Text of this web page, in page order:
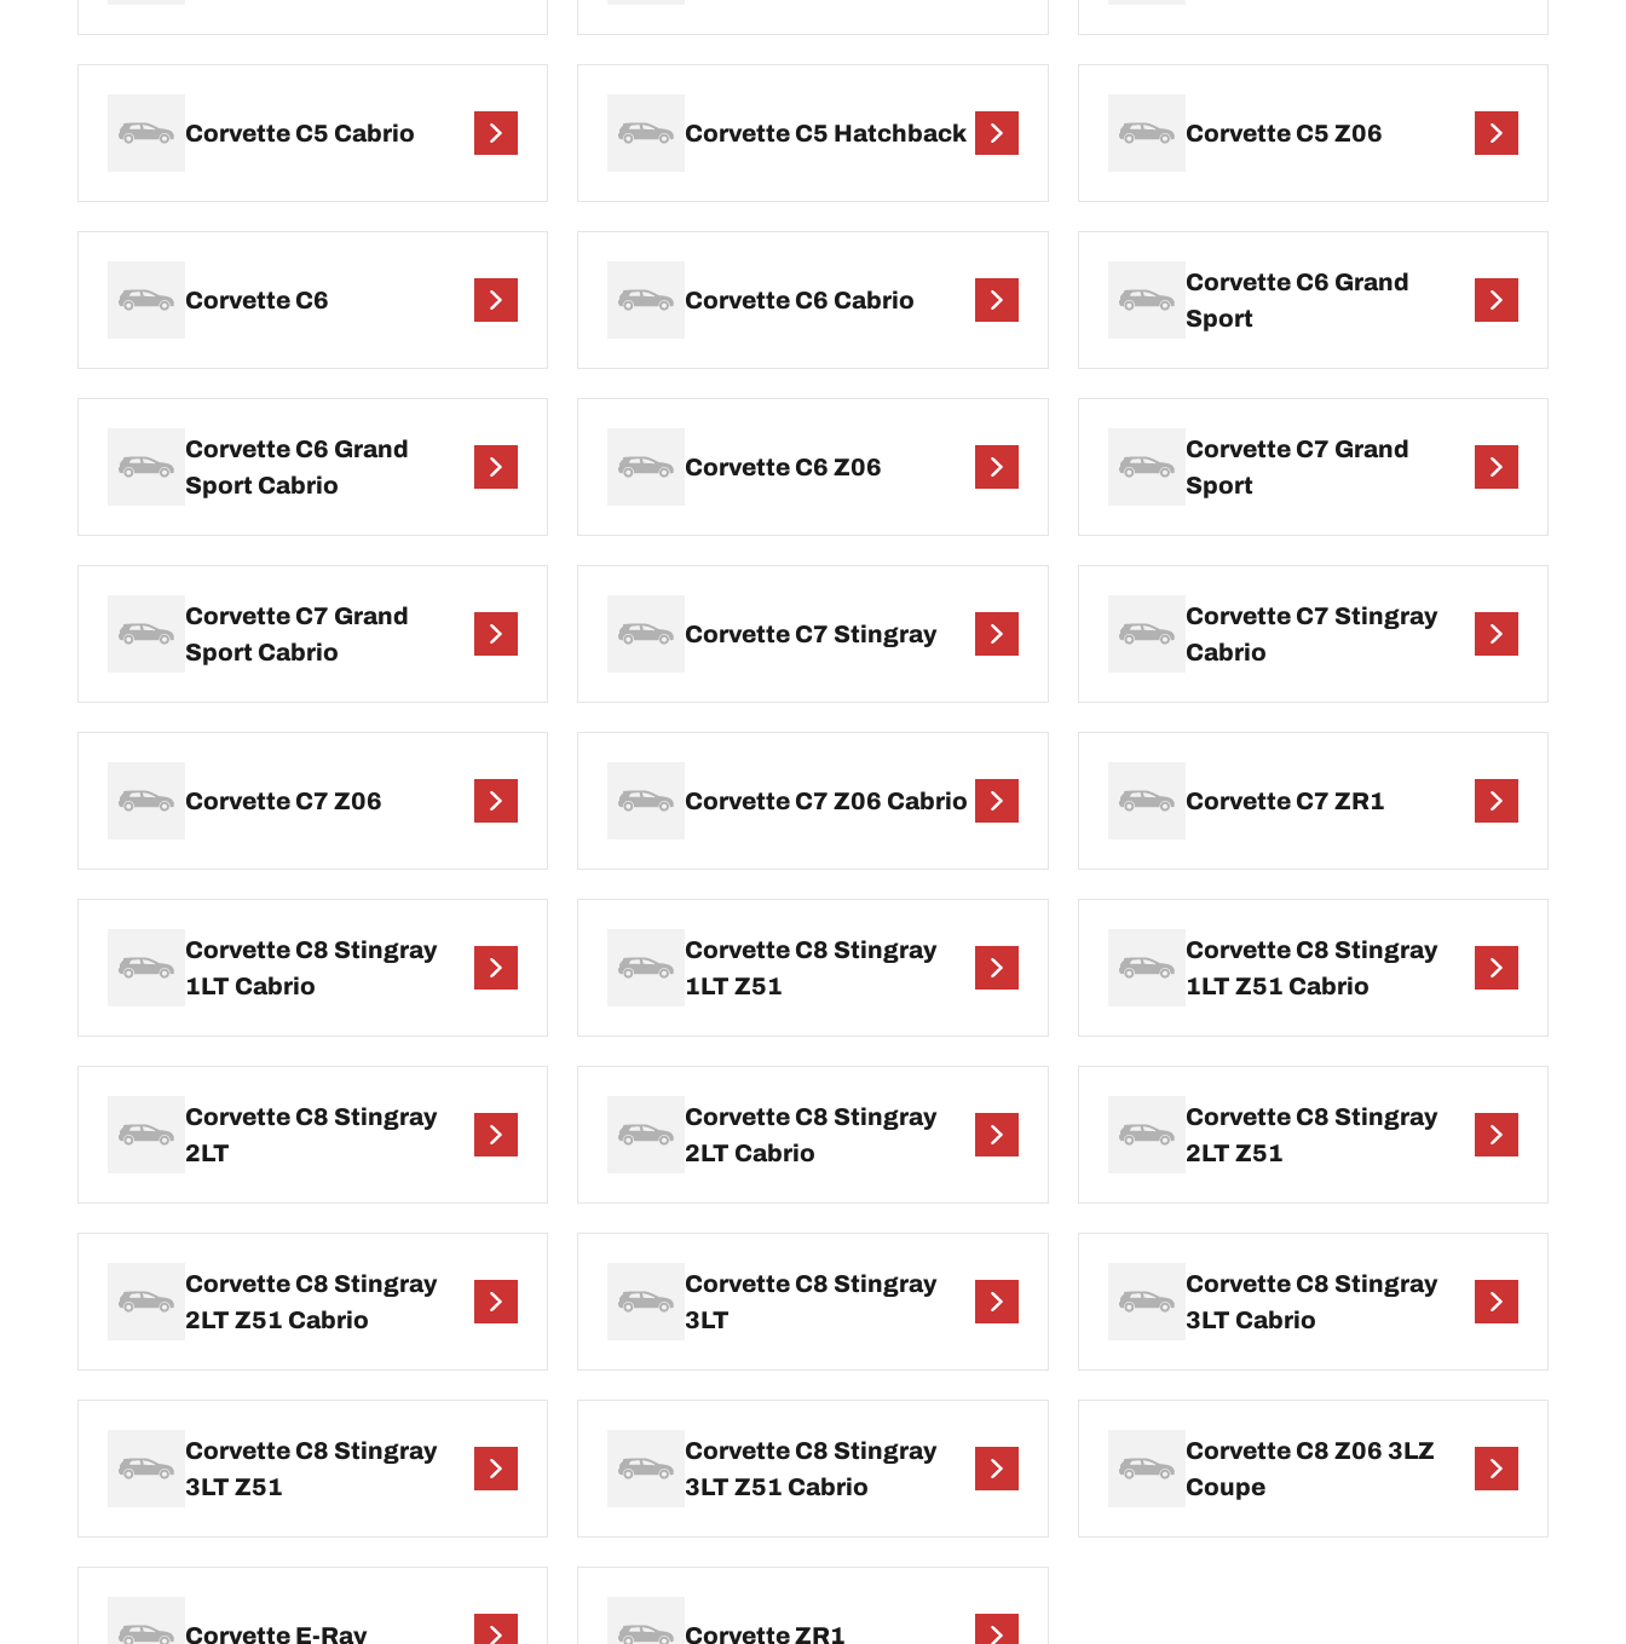
Corvette C5 Cabrio Corvette C5 Hatchback Corvette C5 Z06
Corvette C6 Corvette C6 Cabrio
Corvette C6 Grand
Sport
Corvette C6 Grand
Sport Cabrio
Corvette C6 Z06
Corvette C7 Grand
Sport
Corvette C7 Grand
Sport Cabrio
Corvette C7 Stingray
Corvette C7 Stingray
Cabrio
Corvette C7 Z06 Corvette C7 Z06 Cabrio Corvette C7 ZR1
Corvette C8 Stingray
1LT Cabrio
Corvette C8 Stingray
1LT Z51
Corvette C8 Stingray
1LT Z51 Cabrio
Corvette C8 Stingray
2LT
Corvette C8 Stingray
2LT Cabrio
Corvette C8 Stingray
2LT Z51
Corvette C8 Stingray
2LT Z51 Cabrio
Corvette C8 Stingray
3LT
Corvette C8 Stingray
3LT Cabrio
Corvette C8 Stingray
3LT Z51
Corvette C8 Stingray
3LT Z51 Cabrio
Corvette C8 Z06 3LZ
Coupe
Corvette E-Ray Corvette ZR1